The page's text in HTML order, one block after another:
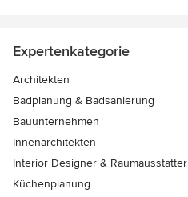
Expertenkategorie
Architekten
Badplanung & Badsanierung
Bauunternehmen
Innenarchitekten
Interior Designer & Raumausstatter
Küchenplanung